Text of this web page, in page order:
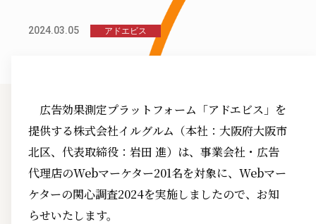
2024.03.05 アドエビス
広告効果測定プラットフォーム「アドエビス」を
提供する株式会社イルグルム（本社：大阪府大阪市
北区、代表取締役：岩田 進）は、事業会社・広告
代理店のWebマーケター201名を対象に、Webマー
ケターの関心調査2024を実施しましたので、お知
らせいたします。